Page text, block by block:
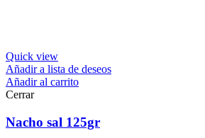
Quick view
Añadir a lista de deseos
Añadir al carrito
Cerrar
Nacho sal 125gr